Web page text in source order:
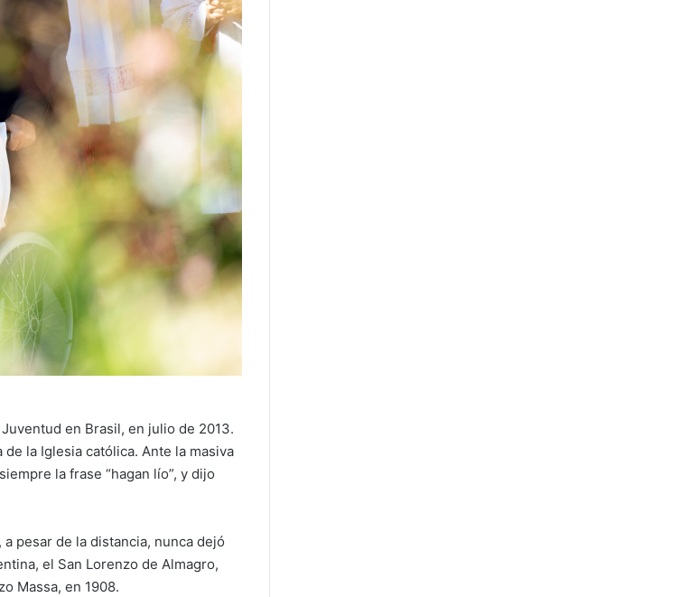
en Brasil, en julio de 2013.
la Iglesia católica. Ante la masiva
la frase “hagan lío”, y dijo
pesar de la distancia, nunca dejó
el San Lorenzo de Almagro,
Massa, en 1908.